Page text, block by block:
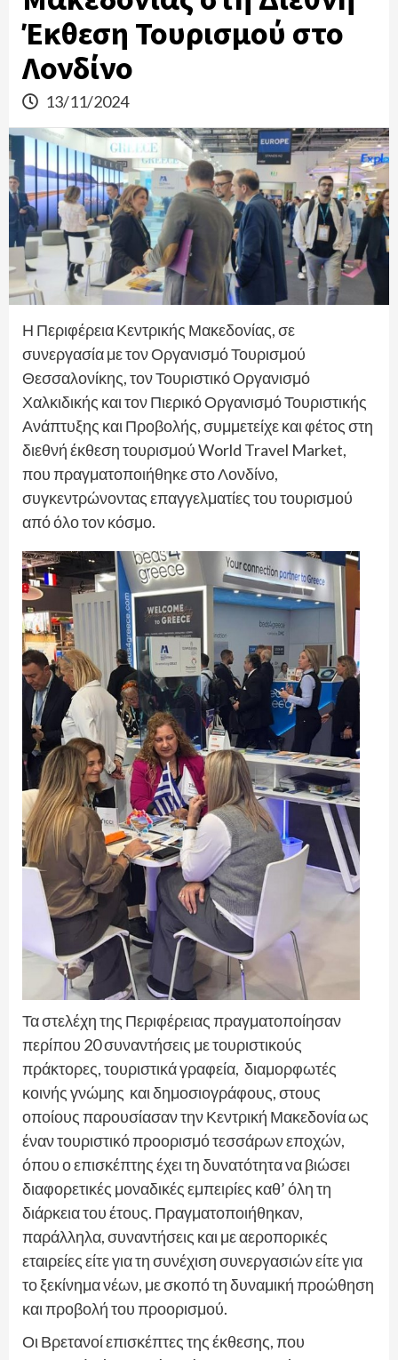
Έκθεση Τουρισμού στο
Λονδίνο
13/11/2024
Η Περιφέρεια Κεντρικής Μακεδονίας, σε
συνεργασία με τον Οργανισμό Τουρισμού
Θεσσαλονίκης, τον Τουριστικό Οργανισμό
Χαλκιδικής και τον Πιερικό Οργανισμό Τουριστικής
Ανάπτυξης και Προβολής, συμμετείχε και φέτος στη
διεθνή έκθεση τουρισμού World Travel Market,
που πραγματοποιήθηκε στο Λονδίνο,
συγκεντρώνοντας επαγγελματίες του τουρισμού
από όλο τον κόσμο.
Τα στελέχη της Περιφέρειας πραγματοποίησαν
περίπου 20 συναντήσεις με τουριστικούς
πράκτορες, τουριστικά γραφεία, διαμορφωτές
κοινής γνώμης και δημοσιογράφους, στους
οποίους παρουσίασαν την Κεντρική Μακεδονία ως
έναν τουριστικό προορισμό τεσσάρων εποχών,
όπου ο επισκέπτης έχει τη δυνατότητα να βιώσει
διαφορετικές μοναδικές εμπειρίες καθ’ όλη τη
διάρκεια του έτους. Πραγματοποιήθηκαν,
παράλληλα, συναντήσεις και με αεροπορικές
εταιρείες είτε για τη συνέχιση συνεργασιών είτε για
το ξεκίνημα νέων, με σκοπό τη δυναμική προώθηση
και προβολή του προορισμού.
Οι Βρετανοί επισκέπτες της έκθεσης, που